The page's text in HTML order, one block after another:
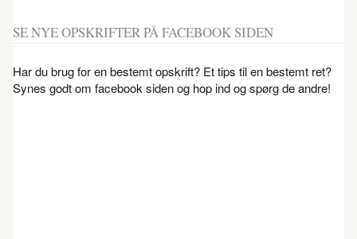
SE NYE OPSKRIFTER PÅ FACEBOOK SIDEN
Har du brug for en bestemt opskrift? Et tips til en bestemt ret?
Synes godt om facebook siden og hop ind og spørg de andre!